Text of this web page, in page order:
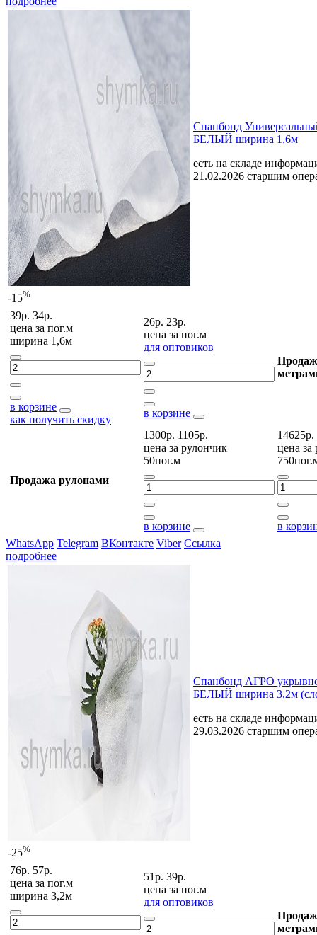
-15%
Спанбонд
БЕЛЫЙ ширина 1,6м
есть на складе
21.02.2026 старшим
39р. 34р.
цена за пог.м
ширина 1,6м
в корзине
как получить скидку
26р. 23р.
цена за пог.м
для оптовиков
в корзине
Продажа рулонами
1300р. 1105р.
цена за рулончик
50пог.м
в корзине
14625р.
цена за
в
WhatsApp Telegram ВКонтакте Viber Ссылка
подробнее
-25%
Спанбонд АГРО
БЕЛЫЙ ширина 3,2м
есть на складе
29.03.2026 старшим
76р. 57р.
цена за пог.м
ширина 3,2м
51р. 39р.
цена за пог.м
для оптовиков